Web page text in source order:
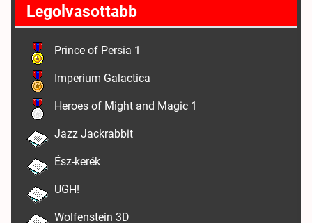
Legolvasottabb
Prince of Persia 1
Imperium Galactica
Heroes of Might and Magic 1
Jazz Jackrabbit
Ész-kerék
UGH!
Wolfenstein 3D